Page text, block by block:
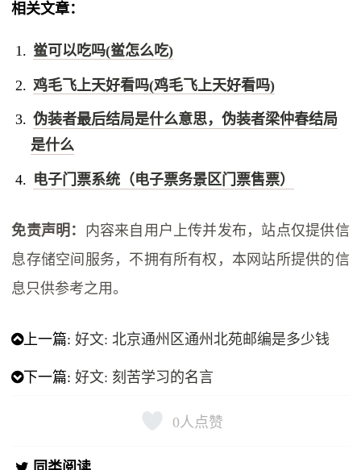
相关文章：
鲎可以吃吗(鲎怎么吃)
鸡毛飞上天好看吗(鸡毛飞上天好看吗)
伪装者最后结局是什么意思，伪装者梁仲春结局
是什么
电子门票系统（电子票务景区门票售票）
免责声明： 内容来自用户上传并发布，站点仅提供信
息存储空间服务，不拥有所有权，本网站所提供的信
息只供参考之用。
上一篇:好文: 北京通州区通州北苑邮编是多少钱
下一篇:好文: 刻苦学习的名言
0人点赞